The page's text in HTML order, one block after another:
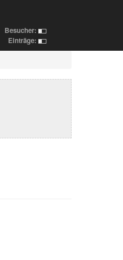
Besucher:
Einträge: